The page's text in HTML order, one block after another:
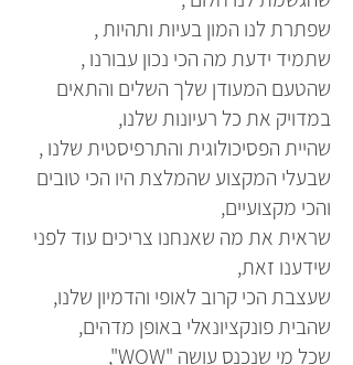
שפתרת לנו המון בעיות ותהיות ,
שתמיד ידעת מה הכי נכון עבורנו ,
שהטעם המעודן שלך השלים והתאים
במדויק את כל רעיונות שלנו,
שהיית הפסיכולוגית והתרפיסטית שלנו ,
שבעלי המקצוע שהמלצת היו הכי טובים
והכי מקצועיים,
שראית את מה שאנחנו צריכים עוד לפני
שידענו זאת,
שעצבת הכי קרוב לאופי והדמיון שלנו,
שהבית פונקציונאלי באופן מדהים,
שכל מי שנכנס עושה "WOW",